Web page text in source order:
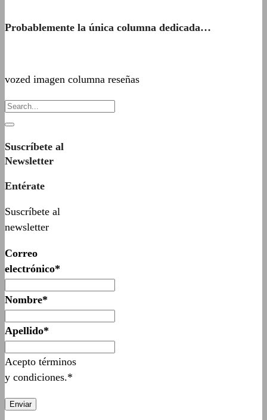
Probablemente la única columna dedicada…
vozed imagen columna reseñas
Suscríbete al
Newsletter
Entérate
Suscríbete al
newsletter
Correo
electrónico*
Nombre*
Apellido*
Acepto términos
y condiciones.*